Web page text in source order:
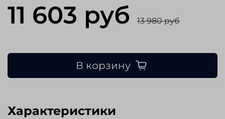
11 603 руб 13 980 руб
В корзину
Характеристики